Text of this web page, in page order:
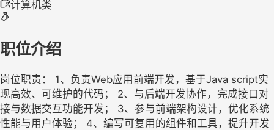
计算机类
职位介绍
岗位职责： 1、负责Web应用前端开发，基于Java script实
现高效、可维护的代码； 2、与后端开发协作，完成接口对
接与数据交互功能开发； 3、参与前端架构设计，优化系统
性能与用户体验； 4、编写可复用的组件和工具，提升开发